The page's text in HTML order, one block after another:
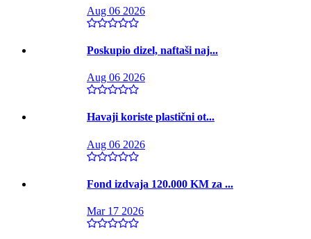
Aug 06 2026
Poskupio dizel, naftaši naj...
Aug 06 2026
Havaji koriste plastični ot...
Aug 06 2026
Fond izdvaja 120.000 KM za ...
Mar 17 2026